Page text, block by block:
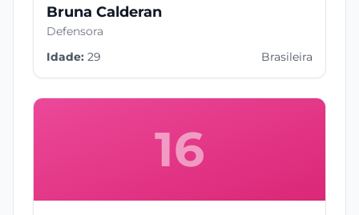
Bruna Calderan
Defensora
Idade: 29 Brasileira
16